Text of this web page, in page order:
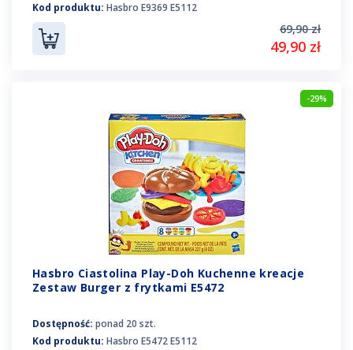
Kod produktu: Hasbro E9369 E5112
69,90 zł
49,90 zł
-29%
Hasbro Ciastolina Play-Doh Kuchenne kreacje
Zestaw Burger z frytkami E5472
Dostępność: ponad 20 szt.
Kod produktu: Hasbro E5472 E5112